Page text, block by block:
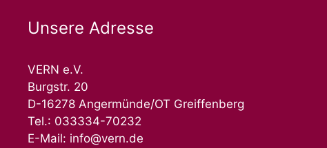
Unsere Adresse
VERN e.V.
Burgstr. 20
D-16278 Angermünde/OT Greiffenberg
Tel.: 033334-70232
E-Mail: info@vern.de